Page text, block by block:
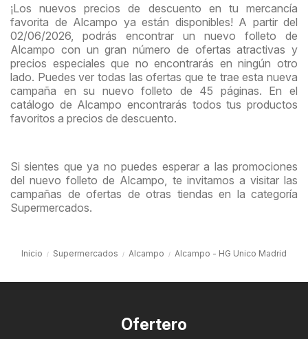
¡Los nuevos precios de descuento en tu mercancía
favorita de Alcampo ya están disponibles! A partir del
02/06/2026, podrás encontrar un nuevo folleto de
Alcampo con un gran número de ofertas atractivas y
precios especiales que no encontrarás en ningún otro
lado. Puedes ver todas las ofertas que te trae esta nueva
campaña en su nuevo folleto de 45 páginas. En el
catálogo de Alcampo encontrarás todos tus productos
favoritos a precios de descuento.
Si sientes que ya no puedes esperar a las promociones
del nuevo folleto de Alcampo, te invitamos a visitar las
campañas de ofertas de otras tiendas en la categoría
Supermercados.
Inicio Supermercados Alcampo Alcampo - HG Unico Madrid
Ofertero